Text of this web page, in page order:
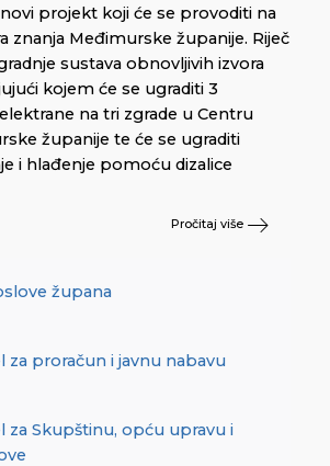
projekt koji će se provoditi na
znanja Međimurske županije. Riječ
sustava obnovljivih izvora
kojem će se ugraditi 3
na tri zgrade u Centru
županije te će se ugraditi
i hlađenje pomoću dizalice
Pročitaj više
župana
za proračun i javnu nabavu
za Skupštinu, opću upravu i